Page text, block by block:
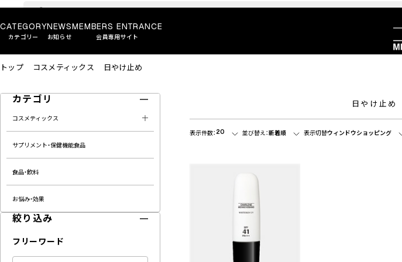
CATEGORY
カテゴリー
NEWS
お知らせ
MEMBERS ENTRANCE
会員専用サイト
トップ コスメティックス 日やけ止め
カテゴリ
コスメティックス
サプリメント・保健機能食品
食品・飲料
お悩み・効果
絞り込み
フリーワード
日やけ止め
表示件数： 20 並び替え：新着順 表示切替ウィンドウショッピング